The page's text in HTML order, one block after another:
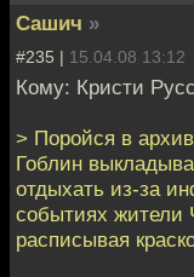
Сашич »
#235 | 15.04.08 13:12
Кому: Кристи
> Поройся в
Гоблин
отдыхать из-за
событиях жители
расписывая